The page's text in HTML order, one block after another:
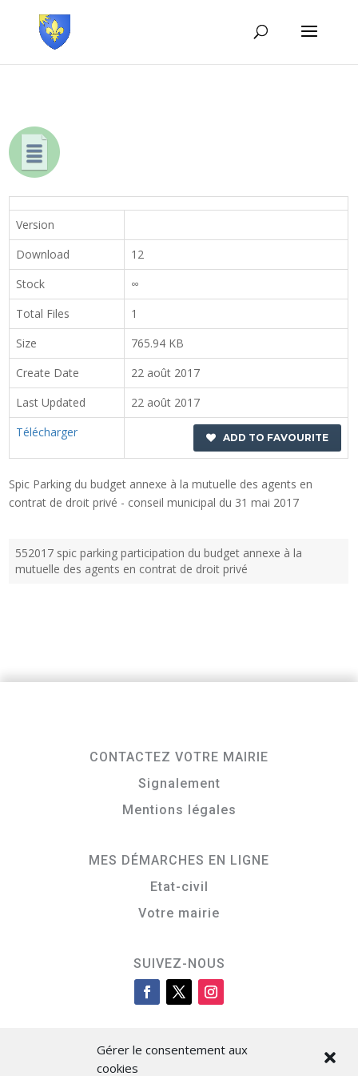
Gérer le consentement aux
cookies
Version
Download
12
Stock
∞
Total Files
1
Size
765.94 KB
Create Date
22 août 2017
Last Updated
22 août 2017
Télécharger
ADD TO FAVOURITE
Spic Parking du budget annexe à la mutuelle des agents en
contrat de droit privé - conseil municipal du 31 mai 2017
552017 spic parking participation du budget annexe à la
mutuelle des agents en contrat de droit privé
CONTACTEZ VOTRE MAIRIE
Signalement
Mentions légales
MES DÉMARCHES EN LIGNE
Etat-civil
Votre mairie
SUIVEZ-NOUS